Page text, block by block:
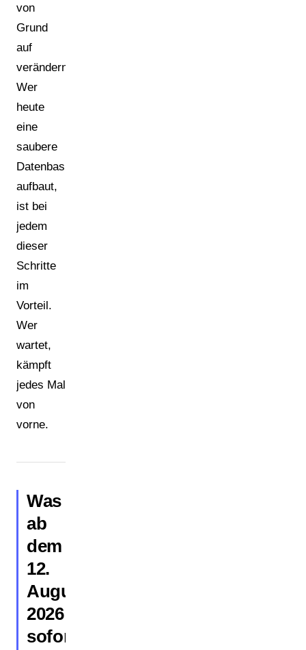
von
Grund
auf
verändern.
Wer
heute
eine
saubere
Datenbasis
aufbaut,
ist bei
jedem
dieser
Schritte
im
Vorteil.
Wer
wartet,
kämpft
jedes Mal
von
vorne.
Was
ab
dem
12.
August
2026
sofort